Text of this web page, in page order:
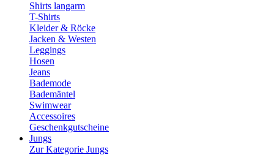
Shirts langarm
T-Shirts
Kleider & Röcke
Jacken & Westen
Leggings
Hosen
Jeans
Bademode
Bademäntel
Swimwear
Accessoires
Geschenkgutscheine
Jungs
Zur Kategorie Jungs